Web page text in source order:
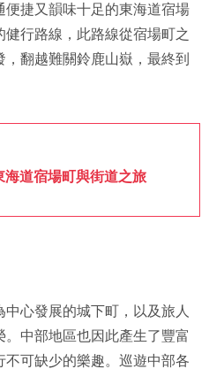
捷又韻味十足的東海道宿場
行路線，此路線從宿場町之
翻越難關鈴鹿山嶽，最終到
道宿場町與街道之旅
心發展的城下町，以及旅人
中部地區也因此產生了豐富
可缺少的樂趣。巡遊中部各